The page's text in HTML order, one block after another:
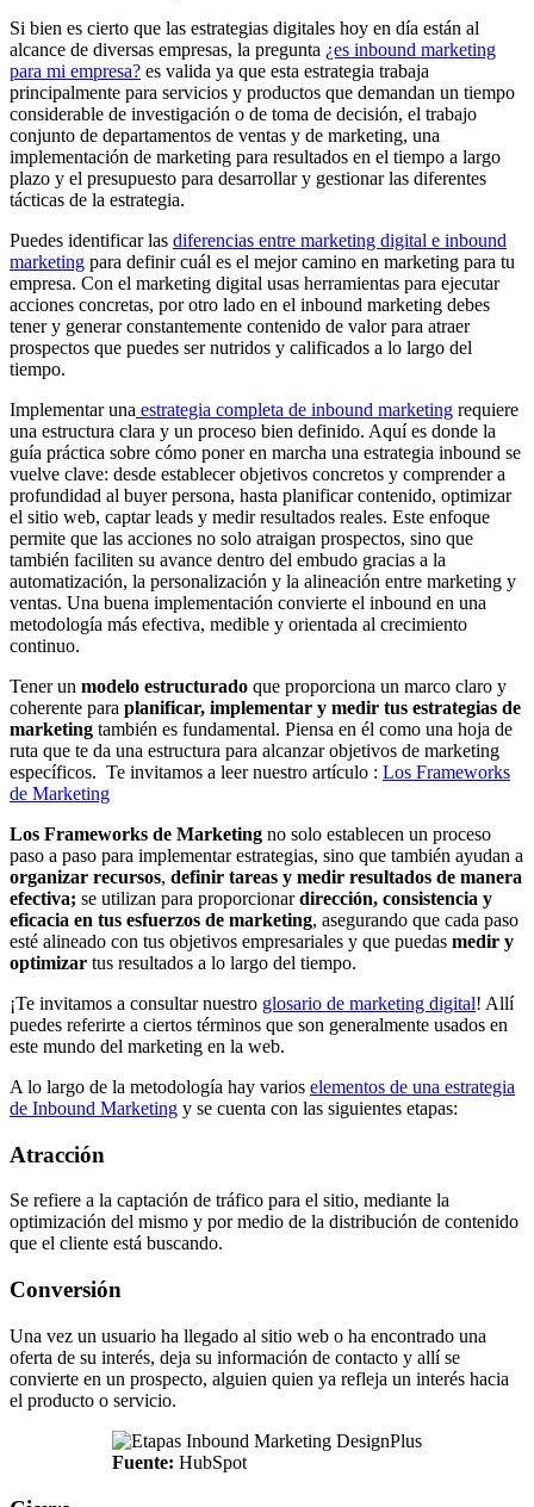
Si bien es cierto que las estrategias digitales hoy en día están al
alcance de diversas empresas, la pregunta ¿es inbound marketing
para mi empresa? es valida ya que esta estrategia trabaja
principalmente para servicios y productos que demandan un tiempo
considerable de investigación o de toma de decisión, el trabajo
conjunto de departamentos de ventas y de marketing, una
implementación de marketing para resultados en el tiempo a largo
plazo y el presupuesto para desarrollar y gestionar las diferentes
tácticas de la estrategia.
Puedes identificar las diferencias entre marketing digital e inbound
marketing para definir cuál es el mejor camino en marketing para tu
empresa. Con el marketing digital usas herramientas para ejecutar
acciones concretas, por otro lado en el inbound marketing debes
tener y generar constantemente contenido de valor para atraer
prospectos que puedes ser nutridos y calificados a lo largo del
tiempo.
Implementar una estrategia completa de inbound marketing requiere
una estructura clara y un proceso bien definido. Aquí es donde la
guía práctica sobre cómo poner en marcha una estrategia inbound se
vuelve clave: desde establecer objetivos concretos y comprender a
profundidad al buyer persona, hasta planificar contenido, optimizar
el sitio web, captar leads y medir resultados reales. Este enfoque
permite que las acciones no solo atraigan prospectos, sino que
también faciliten su avance dentro del embudo gracias a la
automatización, la personalización y la alineación entre marketing y
ventas. Una buena implementación convierte el inbound en una
metodología más efectiva, medible y orientada al crecimiento
continuo.
Tener un modelo estructurado que proporciona un marco claro y
coherente para planificar, implementar y medir tus estrategias de
marketing también es fundamental. Piensa en él como una hoja de
ruta que te da una estructura para alcanzar objetivos de marketing
específicos. Te invitamos a leer nuestro artículo : Los Frameworks
de Marketing
Los Frameworks de Marketing no solo establecen un proceso
paso a paso para implementar estrategias, sino que también ayudan a
organizar recursos, definir tareas y medir resultados de manera
efectiva; se utilizan para proporcionardirección, consistencia y
eficacia en tus esfuerzos de marketing, asegurando que cada paso
esté alineado con tus objetivos empresariales y que puedas medir y
optimizar tus resultados a lo largo del tiempo.
¡Te invitamos a consultar nuestro glosario de marketing digital! Allí
puedes referirte a ciertos términos que son generalmente usados en
este mundo del marketing en la web.
A lo largo de la metodología hay varios elementos de una estrategia
de Inbound Marketing y se cuenta con las siguientes etapas:
Atracción
Se refiere a la captación de tráfico para el sitio, mediante la
optimización del mismo y por medio de la distribución de contenido
que el cliente está buscando.
Conversión
Una vez un usuario ha llegado al sitio web o ha encontrado una
oferta de su interés, deja su información de contacto y allí se
convierte en un prospecto, alguien quien ya refleja un interés hacia
el producto o servicio.
Fuente: HubSpot